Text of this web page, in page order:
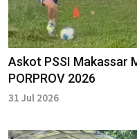
Askot PSSI Makassar
PORPROV 2026
31 Jul 2026